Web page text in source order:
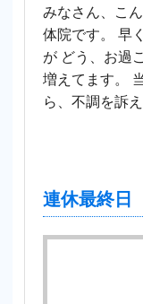
みなさん、こ
体院です。 早
が どう、お過
増えてます。
ら、不調を訴
連休最終日